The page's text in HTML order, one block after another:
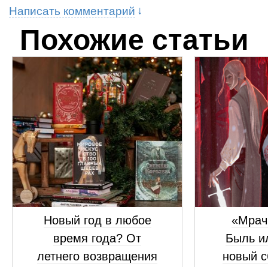
Написать комментарий
Похожие статьи
Новый год в любое
время года? От
летнего возвращения
Быль
новый